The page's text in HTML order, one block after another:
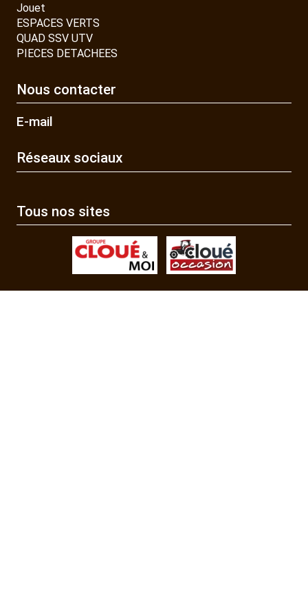
Jouet
ESPACES VERTS
QUAD SSV UTV
PIECES DETACHEES
Nous contacter
E-mail
Réseaux sociaux
Tous nos sites